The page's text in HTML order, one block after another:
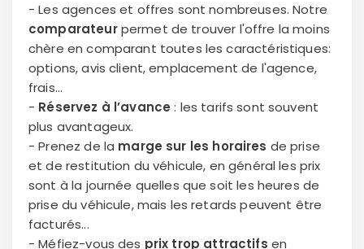
- Les agences et offres sont nombreuses. Notre
comparateurpermet de trouver l'offre la moins
chère en comparant toutes les caractéristiques:
options, avis client, emplacement de l'agence,
frais...
- Réservez à l’avance : les tarifs sont souvent
plus avantageux.
- Prenez de la marge sur les horaires de prise
et de restitution du véhicule, en général les prix
sont à la journée quelles que soit les heures de
prise du véhicule, mais les retards peuvent être
facturés...
- Méfiez-vous des prix trop attractifs en